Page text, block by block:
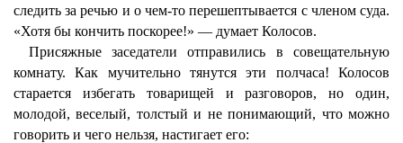
следить за речью и о чем-то перешептывается с членом суда.
«Хотя бы кончить поскорее!» — думает Колосов.
Присяжные заседатели отправились в совещательную
комнату. Как мучительно тянутся эти полчаса! Колосов
старается избегать товарищей и разговоров, но один,
молодой, веселый, толстый и не понимающий, что можно
говорить и чего нельзя, настигает его: